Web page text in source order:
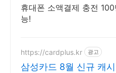
휴대폰 소액결제 충전
능!
https://cardplus.kr 광고
삼성카드 8월 신규 캐